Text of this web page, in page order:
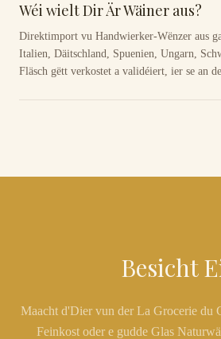
Wéi wielt Dir Är Wäiner aus?
Direktimport vu Handwierker-Wënzer aus
Italien, Däitschland, Spuenien, Ungarn,
Fläsch gëtt verkostet a validéiert, ier se an
Besicht
Maacht d'Dier vun der La Grocerie du
Feinkost oder e gudde Glas